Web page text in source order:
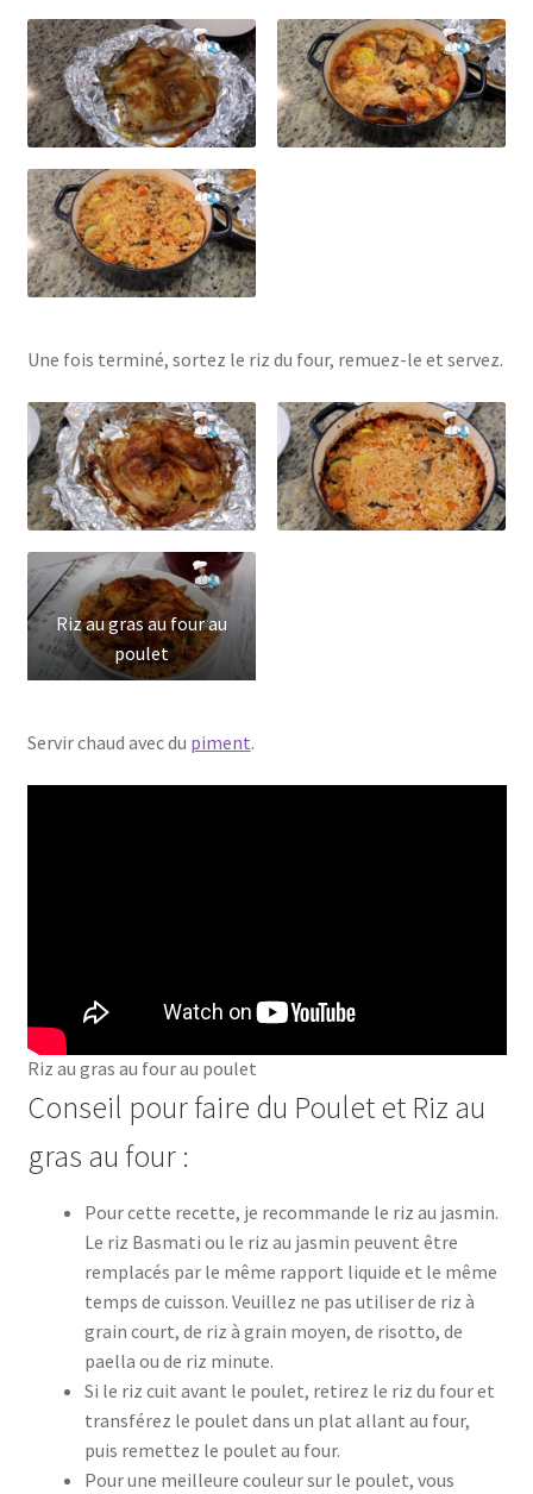
Une fois terminé, sortez le riz du four, remuez-le et servez.
Riz au gras au four au
poulet
Servir chaud avec du piment.
Riz au gras au four au poulet
Conseil pour faire du Poulet et Riz au
gras au four :
Pour cette recette, je recommande le riz au jasmin.
Le riz Basmati ou le riz au jasmin peuvent être
remplacés par le même rapport liquide et le même
temps de cuisson. Veuillez ne pas utiliser de riz à
grain court, de riz à grain moyen, de risotto, de
paella ou de riz minute.
Si le riz cuit avant le poulet, retirez le riz du four et
transférez le poulet dans un plat allant au four,
puis remettez le poulet au four.
Pour une meilleure couleur sur le poulet, vous